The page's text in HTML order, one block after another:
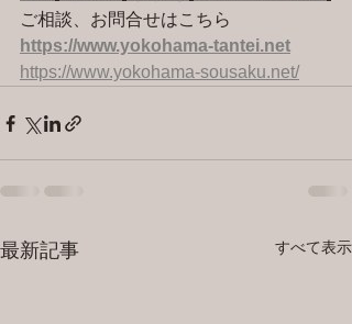
ご相談、お問合せはこちら
https://www.yokohama-tantei.net
https://www.yokohama-sousaku.net/
最新記事 すべて表示